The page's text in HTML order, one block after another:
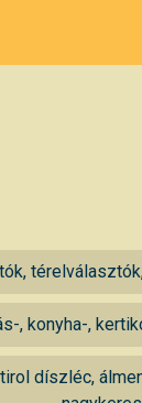
, konyha-,
díszléc,